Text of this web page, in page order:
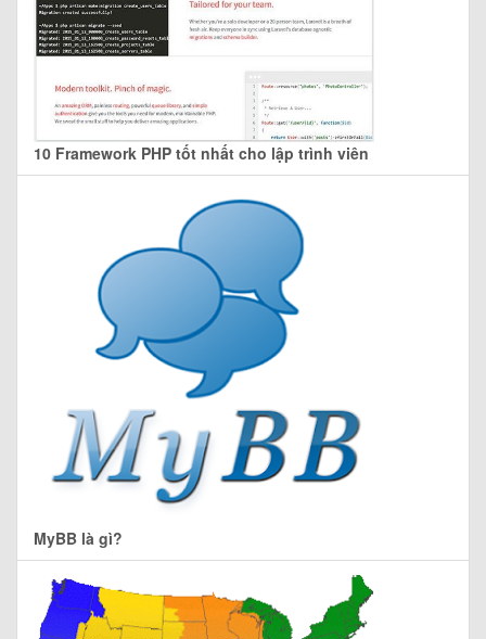
10 Framework PHP tốt nhất cho lập trình viên
MyBB là gì?